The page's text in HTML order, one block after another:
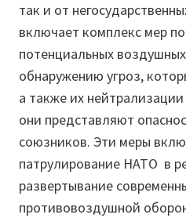
так и от
включает комплекс мер
потенциальных
обнаружению угроз,
а также их
они представляют
союзников. Эти меры
патрулирование НАТО в
развертывание
противовоздушной